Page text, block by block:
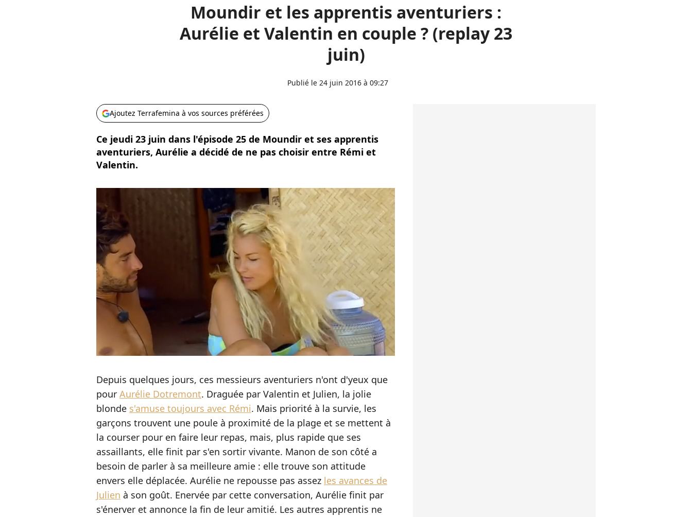
Moundir et les apprentis aventuriers :
Aurélie et Valentin en couple ? (replay 23
juin)
Publié le 24 juin 2016 à 09:27
Ajoutez Terrafemina à vos sources préférées
Ce jeudi 23 juin dans l'épisode 25 de Moundir et ses apprentis
aventuriers, Aurélie a décidé de ne pas choisir entre Rémi et
Valentin.
Depuis quelques jours, ces messieurs aventuriers n'ont d'yeux que
pour Aurélie Dotremont. Draguée par Valentin et Julien, la jolie
blonde s'amuse toujours avec Rémi. Mais priorité à la survie, les
garçons trouvent une poule à proximité de la plage et se mettent à
la courser pour en faire leur repas, mais, plus rapide que ses
assaillants, elle finit par s'en sortir vivante. Manon de son côté a
besoin de parler à sa meilleure amie : elle trouve son attitude
envers elle déplacée. Aurélie ne repousse pas assez les avances de
Julien à son goût. Enervée par cette conversation, Aurélie finit par
s'énerver et annonce la fin de leur amitié. Les autres apprentis ne